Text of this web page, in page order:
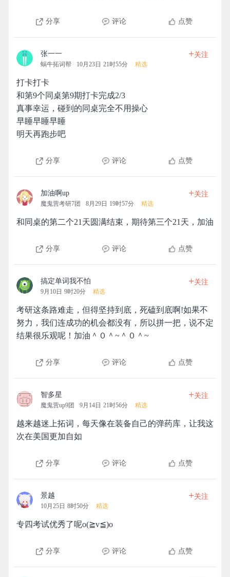
分享 评论 点赞
张一一
蜗牛拓词帮 10月23日 21时55分 精选
+关注
打卡打卡
和第9个同桌第9期打卡完成2/3
真事幸运，碰到的同桌完全不用操心
早睡早睡早睡
明天再跑步吧
分享 评论 点赞
加油啊up
魔鬼营考研7团 8月29日 19时57分 精选
+关注
和同桌的第二个21天圆满结束，期待第三个21天，加油
分享 评论 点赞
搞定单词我不怕
9月10日 9时20分 精选
+关注
考研这条路难走，但得坚持到底，死磕到底啊!如果不
努力，我们连成功的机会都没有，所以拼一把，说不定
结果很乐观呢！加油＾０＾~＾０＾~
分享 评论 点赞
智多星
魔鬼营up9团 9月14日 21时56分 精选
+关注
越来越迷上拓词，每天像在装备自己的弹药库，让我这
次在美国更加自如
分享 评论 点赞
景越
10月25日 8时50分 精选
+关注
专四考试优秀了呢o(≧v≦)o
分享 评论 点赞